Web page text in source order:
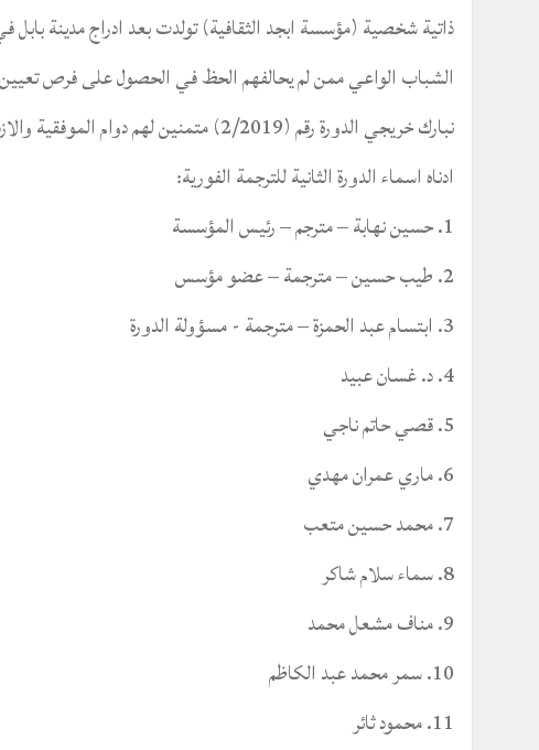
ذاتية شخصية (مؤسسة ابجد الثقافية) تولدت بعد ادراج مدينة
الشباب الواعي ممن لم يحالفهم الحظ في الحصول على فرص تعيين
نبارك خريجي الدورة رقم (2/2019) متمنين لهم دوام الموفقية والازدهار.
ادناه اسماء الدورة الثانية للترجمة الفورية:
1. حسين نهابة – مترجم – رئيس المؤسسة
2. طيب حسين – مترجمة – عضو مؤسس
3. ابتسام عبد الحمزة – مترجمة - مسؤولة الدورة
4. د. غسان عبيد
5. قصي حاتم ناجي
6. ماري عمران مهدي
7. محمد حسين متعب
8. سماء سلام شاكر
9. مناف مشعل محمد
10. سمر محمد عبد الكاظم
11. محمود ثائر